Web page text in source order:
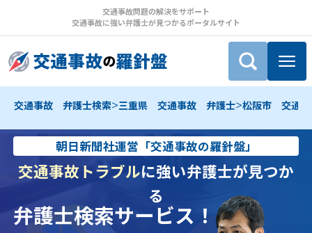
交通事故問題の解決をサポート
交通事故に強い弁護士が見つかるポータルサイト
交通事故 弁護士検索>三重県 交通事故 弁護士>松阪市 交通
朝日新聞社運営「交通事故の羅針盤」
交通事故トラブルに強い弁護士が見つか
る
弁護士検索サービス！